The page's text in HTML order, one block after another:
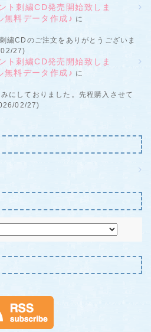
刺繍CD発売開始致しま
料データ作成♪ に
繍CDのご注文をありがとうございま
27)
刺繍CD発売開始致しま
料データ作成♪ に
にしておりました。先程購入させて
02/27)